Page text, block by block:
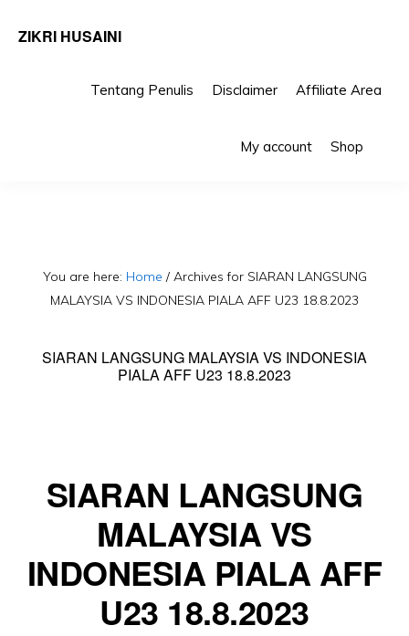
ZIKRI HUSAINI
Tentang Penulis Disclaimer Affiliate Area
My account Shop
You are here: Home /Archives for SIARAN LANGSUNG
MALAYSIA VS INDONESIA PIALA AFF U23 18.8.2023
SIARAN LANGSUNG MALAYSIA VS INDONESIA
PIALA AFF U23 18.8.2023
SIARAN LANGSUNG
MALAYSIA VS
INDONESIA PIALA AFF
U23 18.8.2023